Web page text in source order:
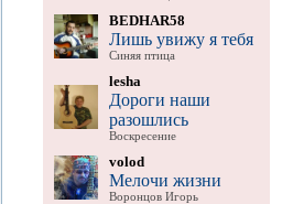
BEDHAR58
Лишь увижу я тебя
Синяя птица
lesha
Дороги наши
разошлись
Воскресение
volod
Мелочи жизни
Воронцов Игорь